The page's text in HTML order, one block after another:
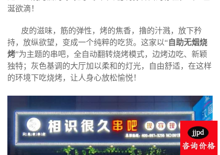
涎欲滴！
皮的滋味，筋的弹性， 烤的焦香，撸的汁溅， 放下矜
持，放纵欲望， 变成一个纯粹的吃货。 这家以“自助无烟烧
烤”为主题的串吧，全自动翻转烧烤模式，边烤边吃、新颖
独特；灰色基调的大厅加以柔和的灯光，自由舒适，在这样
的环境下吃烧烤，让人身心放松愉悦！